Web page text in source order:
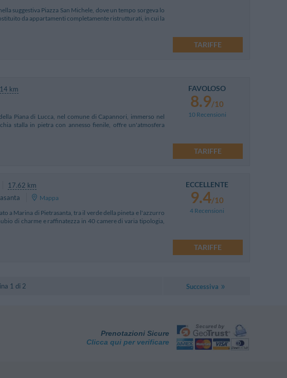
suggestiva Piazza San Michele, dove un tempo sorgeva lo
da appartamenti completamente ristrutturati, in cui la
TARIFFE
km
Piana di Lucca, nel comune di Capannori, immerso nel
stalla in pietra con annesso fienile, offre un'atmosfera
FAVOLOSO
8.9/10
10 Recensioni
TARIFFE
17.62 km
Mappa
a Marina di Pietrasanta, tra il verde della pineta e l'azzurro
di charme e raffinatezza in 40 camere di varia tipologia,
ECCELLENTE
9.4/10
4 Recensioni
TARIFFE
1 di 2 Successiva
Prenotazioni Sicure
Clicca qui per verificare